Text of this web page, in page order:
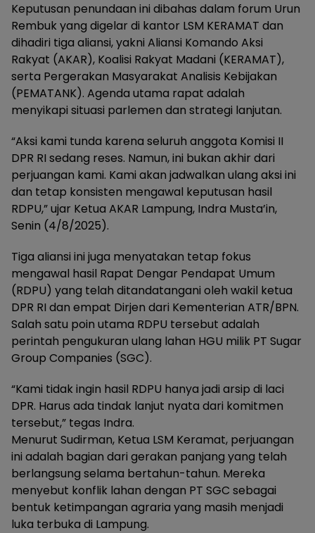
Keputusan penundaan ini dibahas dalam forum Urun
Rembuk yang digelar di kantor LSM KERAMAT dan
dihadiri tiga aliansi, yakni Aliansi Komando Aksi
Rakyat (AKAR), Koalisi Rakyat Madani (KERAMAT),
serta Pergerakan Masyarakat Analisis Kebijakan
(PEMATANK). Agenda utama rapat adalah
menyikapi situasi parlemen dan strategi lanjutan.
“Aksi kami tunda karena seluruh anggota Komisi II
DPR RI sedang reses. Namun, ini bukan akhir dari
perjuangan kami. Kami akan jadwalkan ulang aksi ini
dan tetap konsisten mengawal keputusan hasil
RDPU,” ujar Ketua AKAR Lampung, Indra Musta’in,
Senin (4/8/2025).
Tiga aliansi ini juga menyatakan tetap fokus
mengawal hasil Rapat Dengar Pendapat Umum
(RDPU) yang telah ditandatangani oleh wakil ketua
DPR RI dan empat Dirjen dari Kementerian ATR/BPN.
Salah satu poin utama RDPU tersebut adalah
perintah pengukuran ulang lahan HGU milik PT Sugar
Group Companies (SGC).
“Kami tidak ingin hasil RDPU hanya jadi arsip di laci
DPR. Harus ada tindak lanjut nyata dari komitmen
tersebut,” tegas Indra.
Menurut Sudirman, Ketua LSM Keramat, perjuangan
ini adalah bagian dari gerakan panjang yang telah
berlangsung selama bertahun-tahun. Mereka
menyebut konflik lahan dengan PT SGC sebagai
bentuk ketimpangan agraria yang masih menjadi
luka terbuka di Lampung.